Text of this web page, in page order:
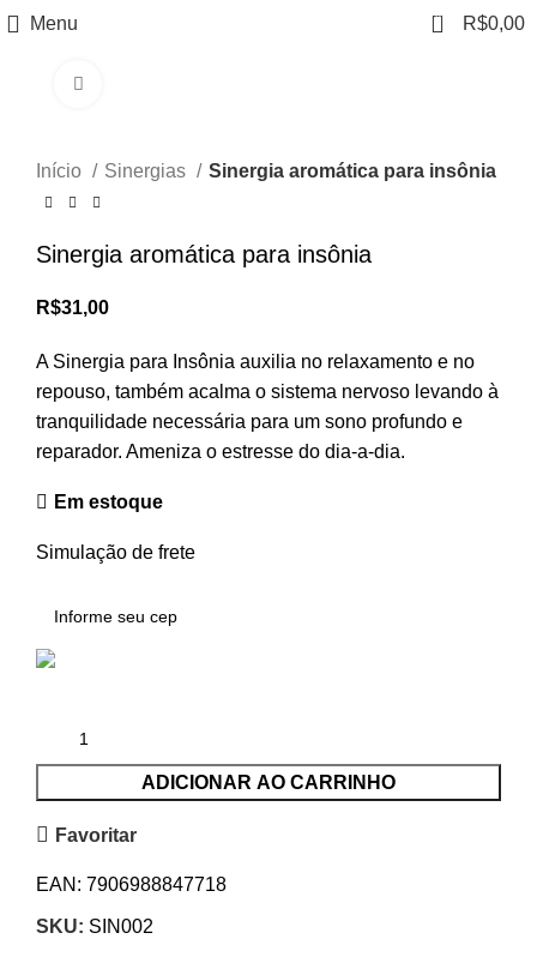
Menu 0 R$0,00
Início Sinergias Sinergia aromática para insônia
Sinergia aromática para insônia
R$31,00
A Sinergia para Insônia auxilia no relaxamento e no
repouso, também acalma o sistema nervoso levando à
tranquilidade necessária para um sono profundo e
reparador. Ameniza o estresse do dia-a-dia.
Em estoque
Simulação de frete
ADICIONAR AO CARRINHO
Favoritar
EAN: 7906988847718
SKU: SIN002